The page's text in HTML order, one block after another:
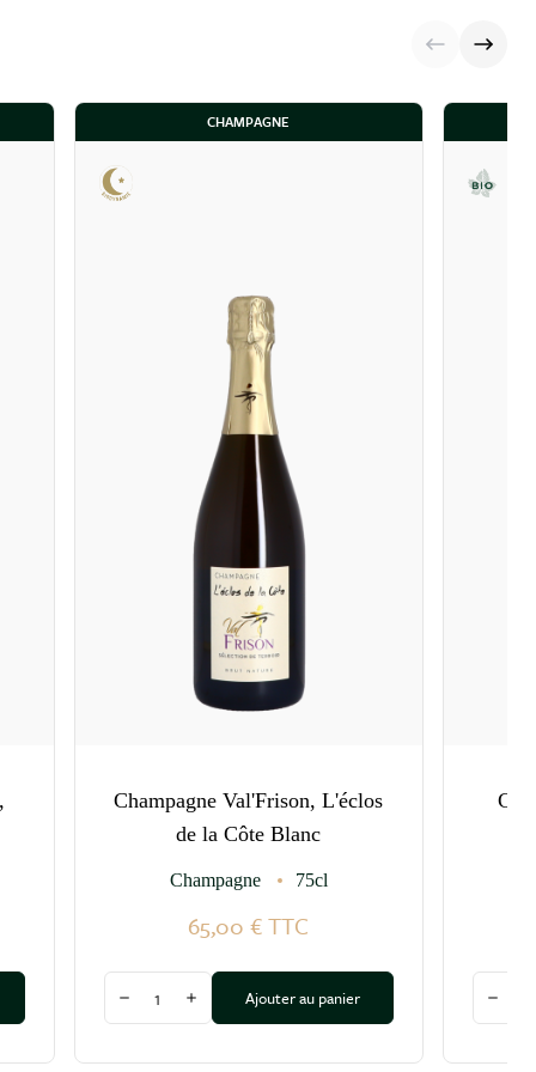
CHAMPAGNE
Champagne Val'Frison, L'éclos
de la Côte Blanc
Champagne 75cl
65,00 € TTC
Diminuer la quantité
Augmenter la quantité
Ajouter au panier